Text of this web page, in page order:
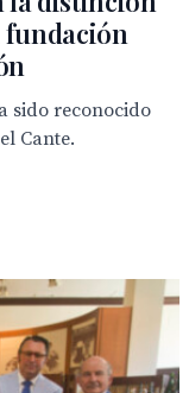
fundación
sido reconocido
Cante.